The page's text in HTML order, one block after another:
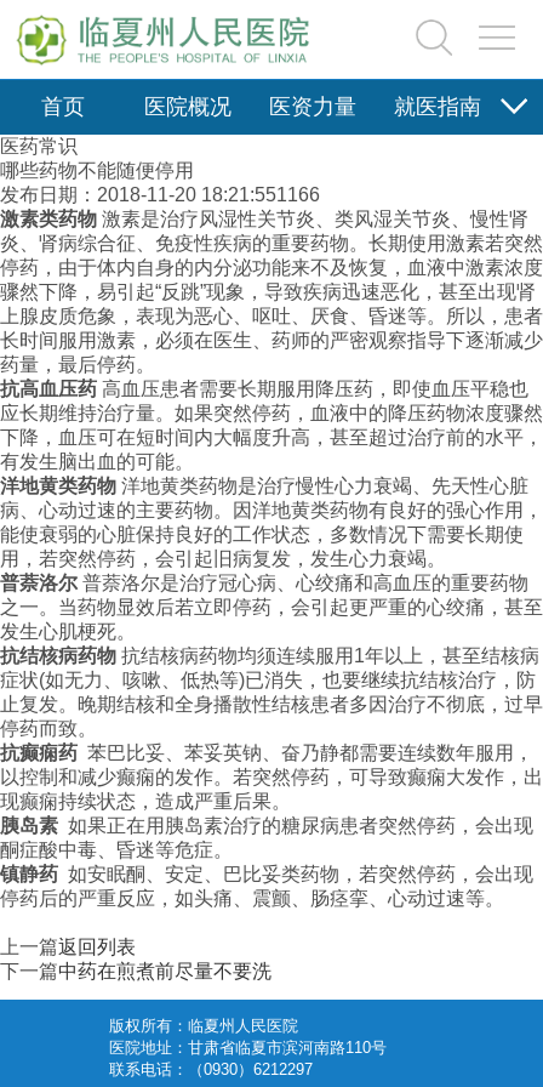
健康科普
健康知识 急救知识 医药常识 健康视频
名中医工作室专栏
信息资料
首页 医院概况 医资力量 就医指南
医疗保险 新闻动态
党群园地 健康科普 信息资料
医药常识
哪些药物不能随便停用
发布日期：2018-11-20 18:21:551166
激素类药物 激素是治疗风湿性关节炎、类风湿关节炎、慢性肾
炎、肾病综合征、免疫性疾病的重要药物。长期使用激素若突然
停药，由于体内自身的内分泌功能来不及恢复，血液中激素浓度
骤然下降，易引起“反跳”现象，导致疾病迅速恶化，甚至出现肾
上腺皮质危象，表现为恶心、呕吐、厌食、昏迷等。所以，患者
长时间服用激素，必须在医生、药师的严密观察指导下逐渐减少
药量，最后停药。
抗高血压药 高血压患者需要长期服用降压药，即使血压平稳也
应长期维持治疗量。如果突然停药，血液中的降压药物浓度骤然
下降，血压可在短时间内大幅度升高，甚至超过治疗前的水平，
有发生脑出血的可能。
洋地黄类药物 洋地黄类药物是治疗慢性心力衰竭、先天性心脏
病、心动过速的主要药物。因洋地黄类药物有良好的强心作用，
能使衰弱的心脏保持良好的工作状态，多数情况下需要长期使
用，若突然停药，会引起旧病复发，发生心力衰竭。
普萘洛尔 普萘洛尔是治疗冠心病、心绞痛和高血压的重要药物
之一。当药物显效后若立即停药，会引起更严重的心绞痛，甚至
发生心肌梗死。
抗结核病药物 抗结核病药物均须连续服用1年以上，甚至结核病
症状(如无力、咳嗽、低热等)已消失，也要继续抗结核治疗，防
止复发。晚期结核和全身播散性结核患者多因治疗不彻底，过早
停药而致。
抗癫痫药 苯巴比妥、苯妥英钠、奋乃静都需要连续数年服用，
以控制和减少癫痫的发作。若突然停药，可导致癫痫大发作，出
现癫痫持续状态，造成严重后果。
胰岛素 如果正在用胰岛素治疗的糖尿病患者突然停药，会出现
酮症酸中毒、昏迷等危症。
镇静药 如安眠酮、安定、巴比妥类药物，若突然停药，会出现
停药后的严重反应，如头痛、震颤、肠痉挛、心动过速等。
上一篇返回列表
下一篇中药在煎煮前尽量不要洗
版权所有：临夏州人民医院
医院地址：甘肃省临夏市滨河南路110号
联系电话：（0930）6212297